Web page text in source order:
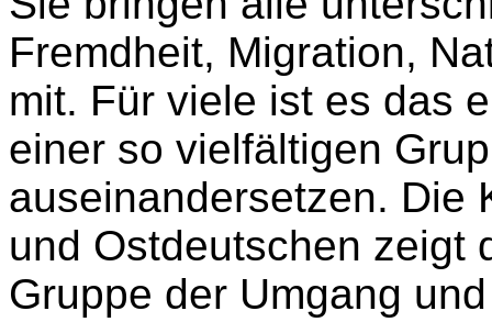
Fremdheit, Migration,
mit. Für viele ist es das
einer so vielfältigen
auseinandersetzen. Die
und Ostdeutschen zeigt
Gruppe der Umgang